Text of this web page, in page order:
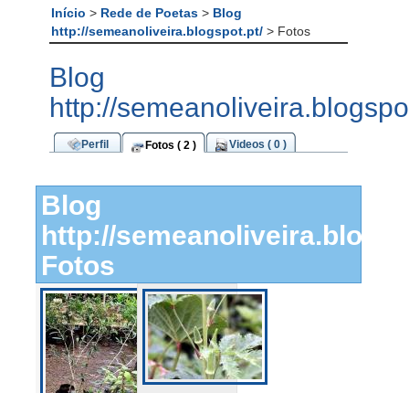
Início > Rede de Poetas > Blog
http://semeanoliveira.blogspot.pt/ > Fotos
Blog
http://
Perfil Fotos ( 2 ) Videos ( 0 )
Blog
http://
Fotos